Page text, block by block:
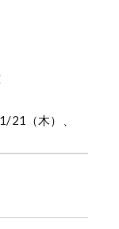
21（木）、